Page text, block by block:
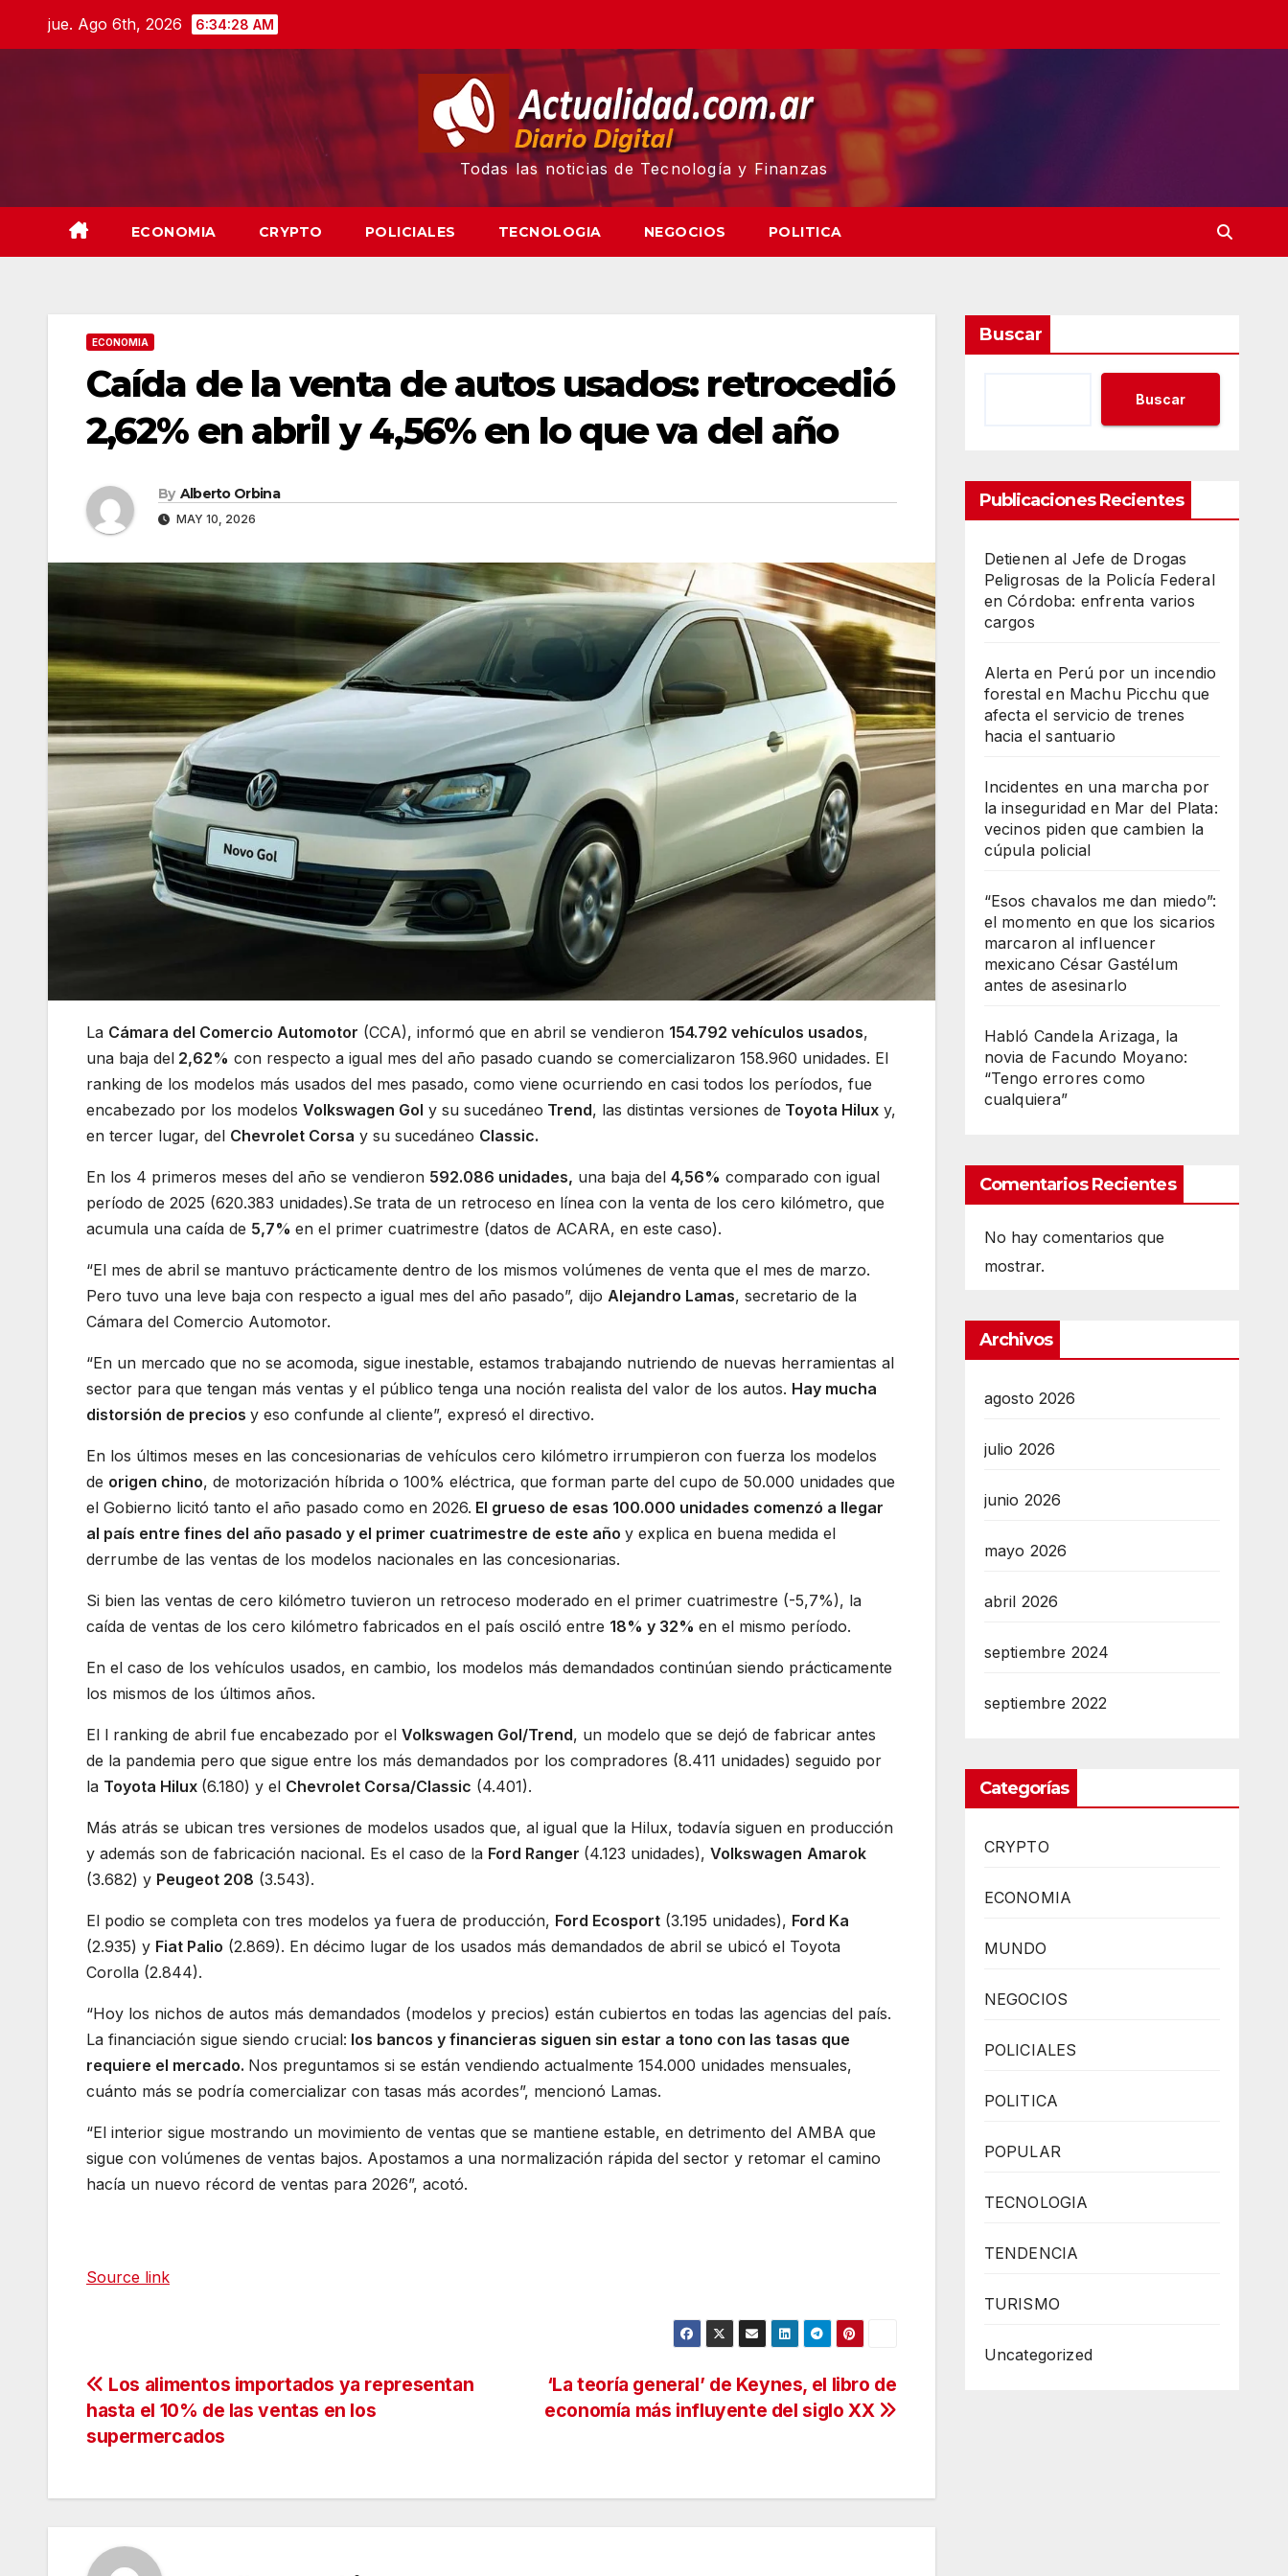
jue. Ago 6th, 2026 6:34:29 AM
Todas las noticias de Tecnología y Finanzas
ECONOMIA CRYPTO POLICIALES TECNOLOGIA NEGOCIOS POLITICA
ECONOMIA
Caída de la venta de autos usados: retrocedió
2,62% en abril y 4,56% en lo que va del año
By Alberto Orbina
MAY 10, 2026
La Cámara del Comercio Automotor (CCA), informó que en abril se vendieron 154.792 vehículos usados,
una baja del 2,62% con respecto a igual mes del año pasado cuando se comercializaron 158.960 unidades. El
ranking de los modelos más usados del mes pasado, como viene ocurriendo en casi todos los períodos, fue
encabezado por los modelos Volkswagen Gol y su sucedáneo Trend, las distintas versiones de Toyota Hilux y,
en tercer lugar, del Chevrolet Corsa y su sucedáneo Classic.
En los 4 primeros meses del año se vendieron 592.086 unidades, una baja del 4,56% comparado con igual
período de 2025 (620.383 unidades).Se trata de un retroceso en línea con la venta de los cero kilómetro, que
acumula una caída de 5,7% en el primer cuatrimestre (datos de ACARA, en este caso).
“El mes de abril se mantuvo prácticamente dentro de los mismos volúmenes de venta que el mes de marzo.
Pero tuvo una leve baja con respecto a igual mes del año pasado”, dijo Alejandro Lamas, secretario de la
Cámara del Comercio Automotor.
“En un mercado que no se acomoda, sigue inestable, estamos trabajando nutriendo de nuevas herramientas al
sector para que tengan más ventas y el público tenga una noción realista del valor de los autos. Hay mucha
distorsión de precios y eso confunde al cliente”, expresó el directivo.
En los últimos meses en las concesionarias de vehículos cero kilómetro irrumpieron con fuerza los modelos
de origen chino, de motorización híbrida o 100% eléctrica, que forman parte del cupo de 50.000 unidades que
el Gobierno licitó tanto el año pasado como en 2026. El grueso de esas 100.000 unidades comenzó a llegar
al país entre fines del año pasado y el primer cuatrimestre de este año y explica en buena medida el
derrumbe de las ventas de los modelos nacionales en las concesionarias.
Si bien las ventas de cero kilómetro tuvieron un retroceso moderado en el primer cuatrimestre (-5,7%), la
caída de ventas de los cero kilómetro fabricados en el país osciló entre 18% y 32% en el mismo período.
En el caso de los vehículos usados, en cambio, los modelos más demandados continúan siendo prácticamente
los mismos de los últimos años.
El l ranking de abril fue encabezado por el Volkswagen Gol/Trend, un modelo que se dejó de fabricar antes
de la pandemia pero que sigue entre los más demandados por los compradores (8.411 unidades) seguido por
la Toyota Hilux (6.180) y el Chevrolet Corsa/Classic (4.401).
Más atrás se ubican tres versiones de modelos usados que, al igual que la Hilux, todavía siguen en producción
y además son de fabricación nacional. Es el caso de la Ford Ranger (4.123 unidades), Volkswagen Amarok
(3.682) y Peugeot 208 (3.543).
El podio se completa con tres modelos ya fuera de producción, Ford Ecosport (3.195 unidades), Ford Ka
(2.935) y Fiat Palio (2.869). En décimo lugar de los usados más demandados de abril se ubicó el Toyota
Corolla (2.844).
“Hoy los nichos de autos más demandados (modelos y precios) están cubiertos en todas las agencias del país.
La financiación sigue siendo crucial: los bancos y financieras siguen sin estar a tono con las tasas que
requiere el mercado. Nos preguntamos si se están vendiendo actualmente 154.000 unidades mensuales,
cuánto más se podría comercializar con tasas más acordes”, mencionó Lamas.
“El interior sigue mostrando un movimiento de ventas que se mantiene estable, en detrimento del AMBA que
sigue con volúmenes de ventas bajos. Apostamos a una normalización rápida del sector y retomar el camino
hacía un nuevo récord de ventas para 2026”, acotó.
Source link
Navegación
de
‘La teoría general’ de Keynes, el libro de
economía más influyente del siglo XX
Los alimentos importados ya representan
hasta el 10% de las ventas en los
supermercados
Buscar
Buscar
Publicaciones Recientes
Detienen al Jefe de Drogas
Peligrosas de la Policía Federal
en Córdoba: enfrenta varios
cargos
Alerta en Perú por un incendio
forestal en Machu Picchu que
afecta el servicio de trenes
hacia el santuario
Incidentes en una marcha por
la inseguridad en Mar del Plata:
vecinos piden que cambien la
cúpula policial
“Esos chavalos me dan miedo”:
el momento en que los sicarios
marcaron al influencer
mexicano César Gastélum
antes de asesinarlo
Habló Candela Arizaga, la
novia de Facundo Moyano:
“Tengo errores como
cualquiera”
Comentarios Recientes
No hay comentarios que
mostrar.
Archivos
agosto 2026
julio 2026
junio 2026
mayo 2026
abril 2026
septiembre 2024
septiembre 2022
Categorías
CRYPTO
ECONOMIA
MUNDO
NEGOCIOS
POLICIALES
POLITICA
POPULAR
TECNOLOGIA
TENDENCIA
TURISMO
Uncategorized